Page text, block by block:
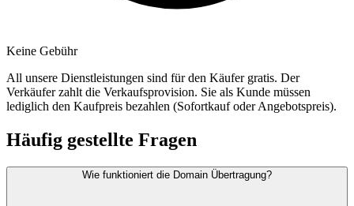
Keine Gebühr
All unsere Dienstleistungen sind für den Käufer gratis. Der
Verkäufer zahlt die Verkaufsprovision. Sie als Kunde müssen
lediglich den Kaufpreis bezahlen (Sofortkauf oder Angebotspreis).
Häufig gestellte Fragen
Wie funktioniert die Domain Übertragung?